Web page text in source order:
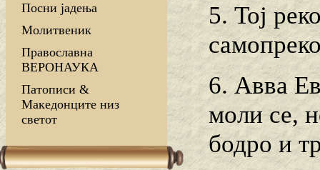
Посни јадења
Молитвеник
Православна
ВЕРОНАУКА
Патописи &
Македонците низ
светот
5. Тој
6. Авва
моли се,
бодро и